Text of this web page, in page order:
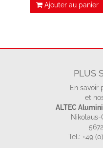
Ajouter au panier
PLUS
En savoir
et
ALTEC
Tel.: +49